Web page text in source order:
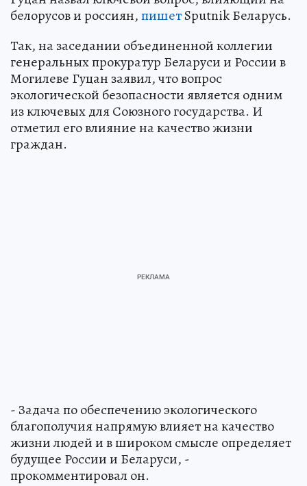
белорусов и россиян,пишетSputnik Беларусь.
Так, на заседании объединенной коллегии
генеральных прокуратур Беларуси и России в
Могилеве Гуцан заявил, что вопрос
экологической безопасности является одним
из ключевых для Союзного государства. И
отметил его влияние на качество жизни
граждан.
- Задача по обеспечению экологического
благополучия напрямую влияет на качество
жизни людей и в широком смысле определяет
будущее России и Беларуси, -
прокомментировал он.